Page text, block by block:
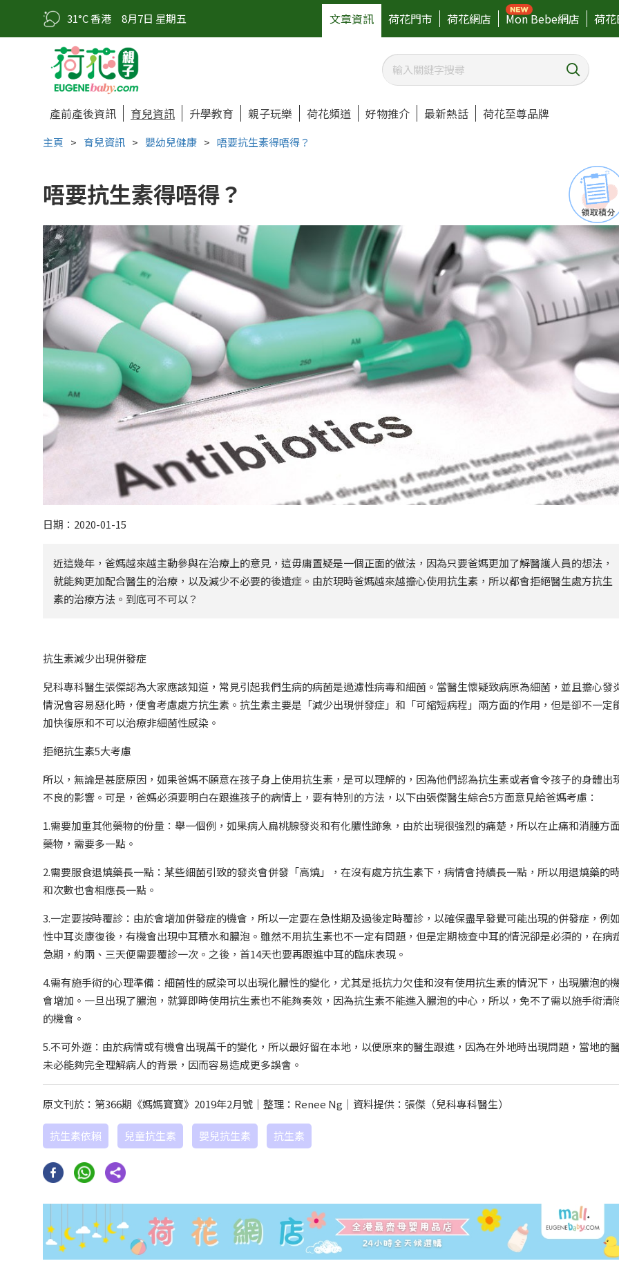
31°C 香港 8月7日 星期五 文章資訊 荷花門市 荷花網店 Mon Bebe網店 荷
產前產後資訊 育兒資訊 升學教育 親子玩樂 荷花頻道 好物推介 最新熱話 荷花至尊品牌
主頁 > 育兒資訊 > 嬰幼兒健康 > 唔要抗生素得唔得？
唔要抗生素得唔得？
日期：2020-01-15
近這幾年，爸媽越來越主動參與在治療上的意見，這毋庸置疑是一個正面的做法，因為只要爸媽更加了解醫護人員的想法，
就能夠更加配合醫生的治療，以及減少不必要的後遺症。由於現時爸媽越來越擔心使用抗生素，所以都會拒絕醫生處方抗生
素的治療方法。到底可不可以？
抗生素減少出現併發症
兒科專科醫生張傑認為大家應該知道，常見引起我們生病的病菌是過濾性病毒和細菌。當醫生懷疑致病原為細菌，並且擔心發
情況會容易惡化時，便會考慮處方抗生素。抗生素主要是「減少出現併發症」和「可縮短病程」兩方面的作用，但是卻不一定
加快復原和不可以治療非細菌性感染。
拒絕抗生素5大考慮
所以，無論是甚麼原因，如果爸媽不願意在孩子身上使用抗生素，是可以理解的，因為他們認為抗生素或者會令孩子的身體出
不良的影響。可是，爸媽必須要明白在跟進孩子的病情上，要有特別的方法，以下由張傑醫生綜合5方面意見給爸媽考慮：
1.需要加重其他藥物的份量：舉一個例，如果病人扁桃腺發炎和有化膿性跡象，由於出現很強烈的痛楚，所以在止痛和消腫方
藥物，需要多一點。
2.需要服食退燒藥長一點：某些細菌引致的發炎會併發「高燒」，在沒有處方抗生素下，病情會持續長一點，所以用退燒藥的
和次數也會相應長一點。
3.一定要按時覆診：由於會增加併發症的機會，所以一定要在急性期及過後定時覆診，以確保盡早發覺可能出現的併發症，例
性中耳炎康復後，有機會出現中耳積水和膿泡。雖然不用抗生素也不一定有問題，但是定期檢查中耳的情況卻是必須的，在病
急期，約兩、三天便需要覆診一次。之後，首14天也要再跟進中耳的臨床表現。
4.需有施手術的心理準備：細菌性的感染可以出現化膿性的變化，尤其是抵抗力欠佳和沒有使用抗生素的情況下，出現膿泡的
會增加。一旦出現了膿泡，就算即時使用抗生素也不能夠奏效，因為抗生素不能進入膿泡的中心，所以，免不了需以施手術清
的機會。
5.不可外遊：由於病情或有機會出現萬千的變化，所以最好留在本地，以便原來的醫生跟進，因為在外地時出現問題，當地的
未必能夠完全理解病人的背景，因而容易造成更多誤會。
原文刊於：第366期《媽媽寶寶》2019年2月號｜整理：Renee Ng｜資料提供：張傑（兒科專科醫生）
抗生素依賴 兒童抗生素 嬰兒抗生素 抗生素